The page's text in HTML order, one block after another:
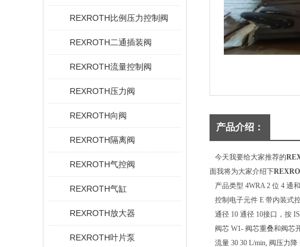
REXROTH比例压力控制阀
REXROTH二通插装阀
REXROTH流量控制阀
REXROTH压力阀
REXROTH向阀
REXROTH隔离阀
REXROTH气控阀
REXROTH气缸
REXROTH放大器
REXROTH叶片泵
产品介绍：
今天我要给大家推荐的
面我将为大家介绍下
产品类型 4WRA 2 位 4 通
控制电子元件 E 带内装式
通径 10 通径 10接口，按
阀芯 W1- 阀芯重叠和阀芯
流量 30 30 L/min, 阀压力降